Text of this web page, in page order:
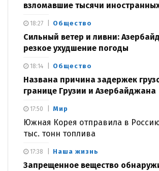
взломавшие тысячи
Общество
Сильный ветер и ливни:
резкое ухудшение погоды
18:27
Общество
Названа причина задержек
границе Грузии и Азербайджана
18:14
Мир
Южная Корея отправила в
тыс. тонн топлива
17:50
Наша жизнь
Запрещенное вещество
17:38